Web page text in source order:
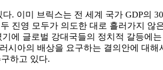
미 브릭스는 전 세계 국가 GDP의
진영 모두가 의도한 대로 흘러가지 않
에 글로벌 강대국들의 정치적 갈등에
아의 배상을 요구하는 결의안에 대
하고 있다.